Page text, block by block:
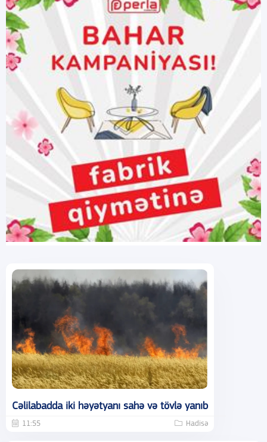
Cəlilabadda iki həyətyanı sahə və tövlə yanıb
11:55 Hadisə